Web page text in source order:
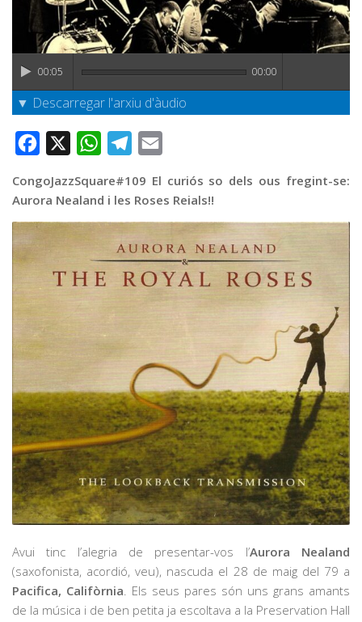
Publicitat
Contacte
00:05 00:00
▼ Descarregar l'arxiu d'àudio
Facebook WhatsAppTelegram
CongoJazzSquare#109 El curiós so dels ous fregint-se:
Aurora Nealand i les Roses Reials!!
Avui tinc l’alegria de presentar-vos l’Aurora Nealand
(saxofonista, acordió, veu), nascuda el 28 de maig del 79 a
Pacifica, Califòrnia. Els seus pares són uns grans amants
de la música i de ben petita ja escoltava a la Preservation Hall